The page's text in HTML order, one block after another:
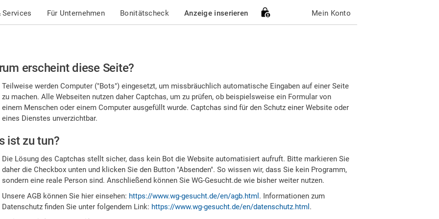
Services Für Unternehmen Bonitätscheck Anzeige inserieren Mein Konto
erscheint diese Seite?
Teilweise werden Computer ("Bots") eingesetzt, um missbräuchlich automatische Eingaben auf einer Seite
zu machen. Alle Webseiten nutzen daher Captchas, um zu prüfen, ob beispielsweise ein Formular von
einem Menschen oder einem Computer ausgefüllt wurde. Captchas sind für den Schutz einer Website oder
eines Dienstes unverzichtbar.
ist zu tun?
Die Lösung des Captchas stellt sicher, dass kein Bot die Website automatisiert aufruft. Bitte markieren Sie
daher die Checkbox unten und klicken Sie den Button "Absenden". So wissen wir, dass Sie kein Programm,
sondern eine reale Person sind. Anschließend können Sie WG-Gesucht.de wie bisher weiter nutzen.
Unsere AGB können Sie hier einsehen: https://www.wg-gesucht.de/en/agb.html . Informationen zum
Datenschutz finden Sie unter folgendem Link: https://www.wg-gesucht.de/en/datenschutz.html .